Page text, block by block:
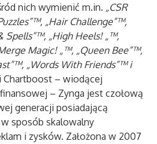
nich wymienić m.in. „CSR
„Hair Challenge”™,
Spells”™, „High Heels! „™,
Magic! „™, „Queen Bee”™,
„Words With Friends”™ i
Chartboost – wiodącej
– Zynga jest czołową
generacji posiadającą
sposób skalowalny
i zysków. Założona w 2007